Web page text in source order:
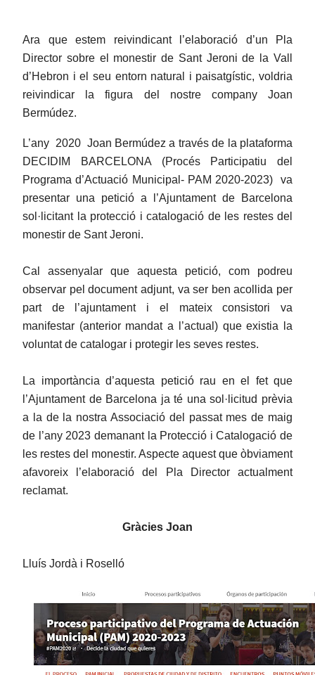
Ara que estem reivindicant l’elaboració d’un Pla
Director sobre el monestir de Sant Jeroni de la Vall
d’Hebron i el seu entorn natural i paisatgístic, voldria
reivindicar la figura del nostre company Joan
Bermúdez.
L’any 2020 Joan Bermúdez a través de la plataforma
DECIDIM BARCELONA (Procés Participatiu del
Programa d’Actuació Municipal- PAM 2020-2023) va
presentar una petició a l’Ajuntament de Barcelona
sol·licitant la protecció i catalogació de les restes del
monestir de Sant Jeroni.
Cal assenyalar que aquesta petició, com podreu
observar pel document adjunt, va ser ben acollida per
part de l’ajuntament i el mateix consistori va
manifestar (anterior mandat a l’actual) que existia la
voluntat de catalogar i protegir les seves restes.
La importància d’aquesta petició rau en el fet que
l’Ajuntament de Barcelona ja té una sol·licitud prèvia
a la de la nostra Associació del passat mes de maig
de l’any 2023 demanant la Protecció i Catalogació de
les restes del monestir. Aspecte aquest que òbviament
afavoreix l’elaboració del Pla Director actualment
reclamat.
Gràcies Joan
Lluís Jordà i Roselló